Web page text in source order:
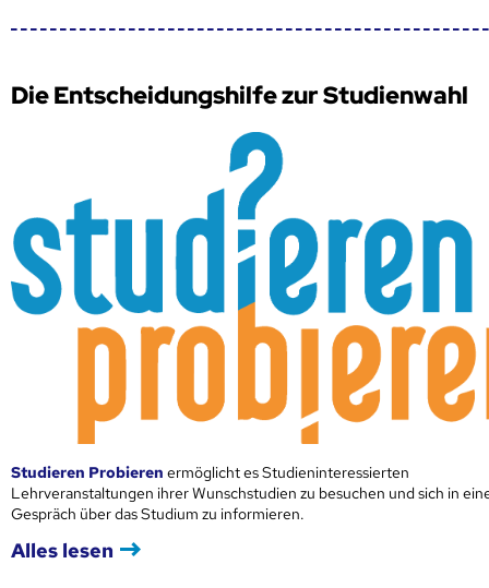
Die Entscheidungshilfe zur Studienwahl
Studieren Probieren ermöglicht es Studieninteressierten
Lehrveranstaltungen ihrer Wunschstudien zu besuchen und sich in
Gespräch über das Studium zu informieren.
Alles lesen